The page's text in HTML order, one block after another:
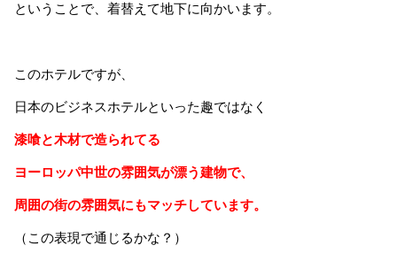
ということで、着替えて地下に向かいます。
このホテルですが、
日本のビジネスホテルといった趣ではなく
漆喰と木材で造られてる
ヨーロッパ中世の雰囲気が漂う建物で、
周囲の街の雰囲気にもマッチしています。
（この表現で通じるかな？）